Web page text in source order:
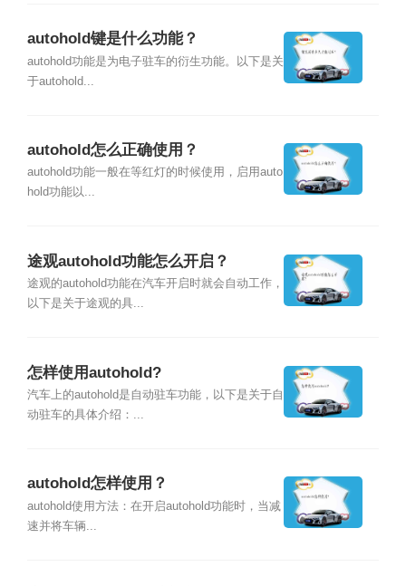
autohold键是什么功能？
autohold功能是为电子驻车的衍生功能。以下是关
于autohold...
autohold怎么正确使用？
autohold功能一般在等红灯的时候使用，启用auto
hold功能以...
途观autohold功能怎么开启？
途观的autohold功能在汽车开启时就会自动工作，
以下是关于途观的具...
怎样使用autohold?
汽车上的autohold是自动驻车功能，以下是关于自
动驻车的具体介绍：...
autohold怎样使用？
autohold使用方法：在开启autohold功能时，当减
速并将车辆...